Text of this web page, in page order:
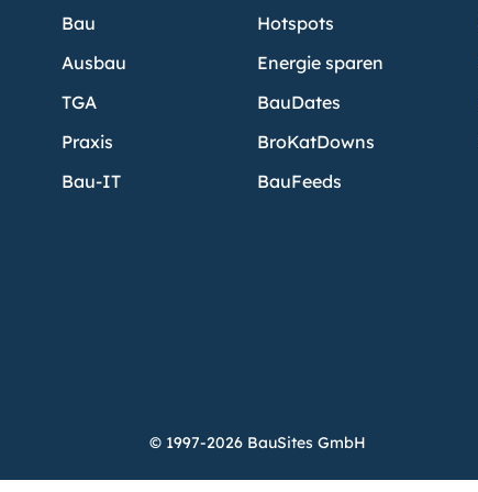
Bau
Ausbau
TGA
Praxis
Bau-IT
Hotspots
Energie sparen
BauDates
BroKatDowns
BauFeeds
© 1997-2026 BauSites GmbH